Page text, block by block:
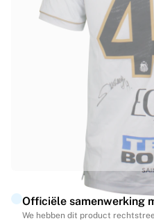
Highlights
WK veilingen
Paris Saint-Germain
FC Bayern München
Bekijk alle teams
Topcompetities
Officiële samenwerking
We hebben dit product